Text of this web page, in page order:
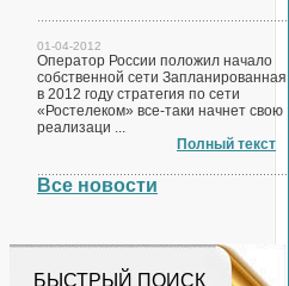
01-04-2012
Оператор России положил начало
собственной сети Запланированная
в 2012 году стратегия по сети
«Ростелеком» все-таки начнет свою
реализаци ...
Полный текст
Все новости
БЫСТРЫЙ ПОИСК